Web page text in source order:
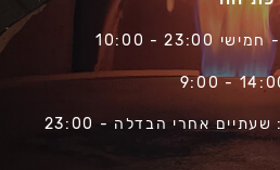
23:00 - 10:00
אחרי הבדלה - 23:00